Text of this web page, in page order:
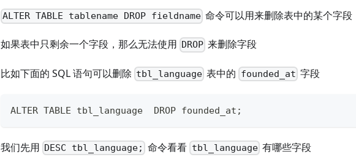
ALTER TABLE tablename DROP fieldname 命令可以用来删除表中的某个字段
如果表中只剩余一个字段，那么无法使用 DROP 来删除字段
比如下面的 SQL 语句可以删除 tbl_language 表中的 founded_at 字段
ALTER TABLE tbl_language  DROP founded_at;
我们先用 DESC tbl_language; 命令看看 tbl_language 有哪些字段